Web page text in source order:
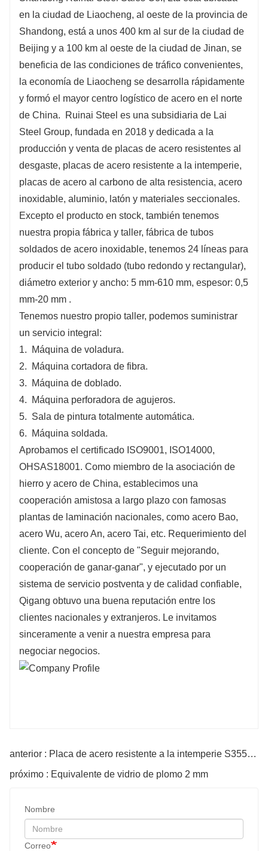
en la ciudad de Liaocheng, al oeste de la provincia de
Shandong, está a unos 400 km al sur de la ciudad de
Beijing y a 100 km al oeste de la ciudad de Jinan, se
beneficia de las condiciones de tráfico convenientes,
la economía de Liaocheng se desarrolla rápidamente
y formó el mayor centro logístico de acero en el norte
de China.
Ruinai Steel es una subsidiaria de Lai
Steel Group, fundada en 2018 y dedicada a la
producción y venta de placas de acero resistentes al
desgaste, placas de acero resistente a la intemperie,
placas de acero al carbono de alta resistencia, acero
inoxidable, aluminio, latón y materiales seccionales.
Excepto el producto en stock, también tenemos
nuestra propia fábrica y taller, fábrica de tubos
soldados de acero inoxidable, tenemos 24 líneas para
producir el tubo soldado (tubo redondo y rectangular),
diámetro exterior y ancho: 5 mm-610 mm, espesor: 0,5
mm-20 mm .
Tenemos nuestro propio taller, podemos suministrar
un servicio integral:
1.
Máquina de voladura.
2.
Máquina cortadora de fibra.
3.
Máquina de doblado.
4.
Máquina perforadora de agujeros.
5. Sala de pintura totalmente automática.
6.
Máquina soldada.
Aprobamos el certificado ISO9001, ISO14000,
OHSAS18001. Como miembro de la asociación de
hierro y acero de China, establecimos una
cooperación amistosa a largo plazo con famosas
plantas de laminación nacionales, como acero Bao,
acero Wu, acero An, acero Tai, etc. Requerimiento del
cliente. Con el concepto de "Seguir mejorando,
cooperación de ganar-ganar", y ejecutado por un
sistema de servicio postventa y de calidad confiable,
Qigang obtuvo una buena reputación entre los
clientes nacionales y extranjeros. Le invitamos
sinceramente a venir a nuestra empresa para
negociar negocios.
anterior : Placa de acero resistente a la intemperie S355jowp
próximo : Equivalente de vidrio de plomo 2 mm
Nombre
Correo